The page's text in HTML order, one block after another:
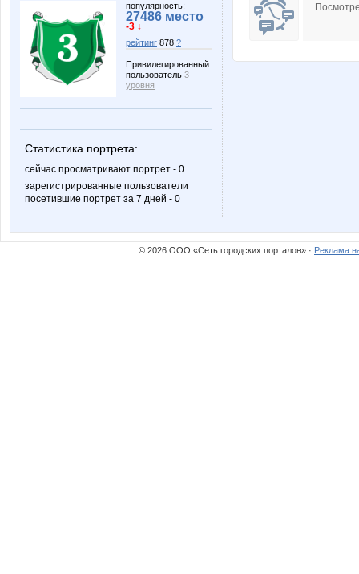
популярность:
27486 место
-3 ↓
рейтинг 878 ?
Привилегированный
пользователь 3
уровня
Статистика портрета:
сейчас просматривают портрет - 0
зарегистрированные пользователи
посетившие портрет за 7 дней - 0
© 2026 ООО «Сеть городских порталов» · Реклама